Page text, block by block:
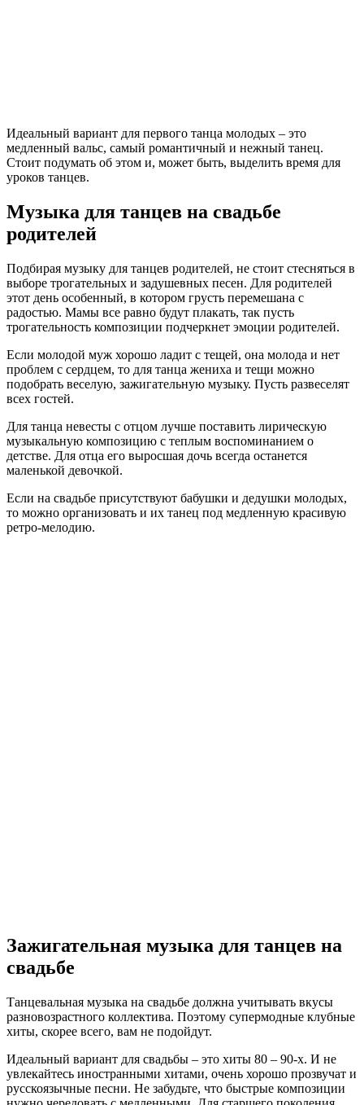
Идеальный вариант для первого танца молодых – это
медленный вальс, самый романтичный и нежный танец.
Стоит подумать об этом и, может быть, выделить время для
уроков танцев.
Музыка для танцев на свадьбе
родителей
Подбирая музыку для танцев родителей, не стоит стесняться в
выборе трогательных и задушевных песен. Для родителей
этот день особенный, в котором грусть перемешана с
радостью. Мамы все равно будут плакать, так пусть
трогательность композиции подчеркнет эмоции родителей.
Если молодой муж хорошо ладит с тещей, она молода и нет
проблем с сердцем, то для танца жениха и тещи можно
подобрать веселую, зажигательную музыку. Пусть развеселят
всех гостей.
Для танца невесты с отцом лучше поставить лирическую
музыкальную композицию с теплым воспоминанием о
детстве. Для отца его выросшая дочь всегда останется
маленькой девочкой.
Если на свадьбе присутствуют бабушки и дедушки молодых,
то можно организовать и их танец под медленную красивую
ретро-мелодию.
Зажигательная музыка для танцев на
свадьбе
Танцевальная музыка на свадьбе должна учитывать вкусы
разновозрастного коллектива. Поэтому супермодные клубные
хиты, скорее всего, вам не подойдут.
Идеальный вариант для свадьбы – это хиты 80 – 90-х. И не
увлекайтесь иностранными хитами, очень хорошо прозвучат и
русскоязычные песни. Не забудьте, что быстрые композиции